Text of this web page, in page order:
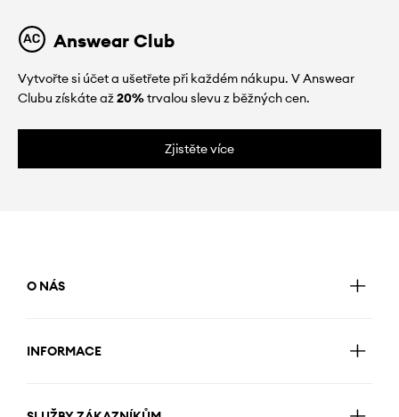
Answear Club
Vytvořte si účet a ušetřete při každém nákupu. V Answear
Clubu získáte až20%trvalou slevu z běžných cen.
Zjistěte více
O NÁS
INFORMACE